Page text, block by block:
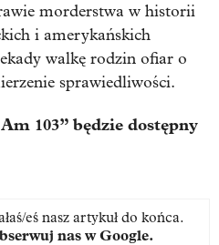
morderstwa w historii
i amerykańskich
walkę rodzin ofiar o
sprawiedliwości.
103” będzie dostępny
eś nasz artykuł do końca.
nas w Google.